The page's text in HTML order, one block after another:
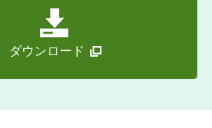
リングを行うことはできません。
は、本ソフトウェア等を本契約に定
囲内でのみ使用することができ、本
ウェア等を営利目的含むいかなる目
ダウンロード